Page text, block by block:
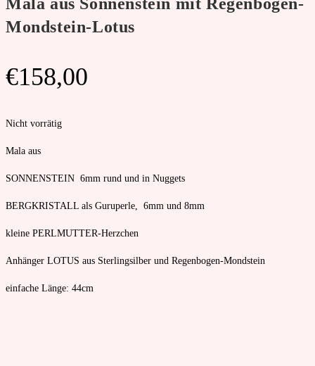
Mondstein-Lotus
€158,00
Nicht vorrätig
Mala aus
SONNENSTEIN 6mm rund und in Nuggets
BERGKRISTALL als Guruperle, 6mm und 8mm
kleine PERLMUTTER-Herzchen
Anhänger LOTUS aus Sterlingsilber und Regenbogen-Mondstein
einfache Länge: 44cm